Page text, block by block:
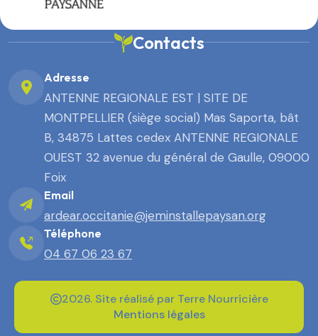
Contacts
Adresse
ANTENNE REGIONALE EST | SITE DE
MONTPELLIER (siège social) Mas Saporta, bât
B, 34875 Lattes cedex ANTENNE REGIONALE
OUEST 32 avenue du général de Gaulle, 09000
Foix
Email
ardear.occitanie@jeminstallepaysan.org
Téléphone
04 67 06 23 67
2026. Site réalisé par Terre Nourricière
Mentions légales